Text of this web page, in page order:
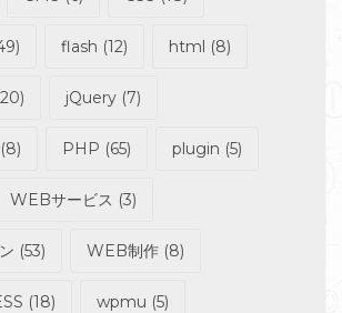
flash (12) html (8)
jQuery (7)
(8) PHP (65) plugin (5)
WEBサービス (3)
(53) WEB制作 (8)
(18) wpmu (5)